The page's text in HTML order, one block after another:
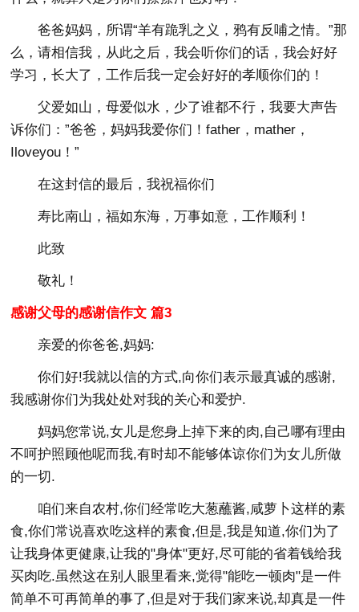
爸爸妈妈，所谓“羊有跪乳之义，鸦有反哺之情。”那
么，请相信我，从此之后，我会听你们的话，我会好好
学习，长大了，工作后我一定会好好的孝顺你们的！
父爱如山，母爱似水，少了谁都不行，我要大声告
诉你们：”爸爸，妈妈我爱你们！father，mather，
Iloveyou！”
在这封信的最后，我祝福你们
寿比南山，福如东海，万事如意，工作顺利！
此致
敬礼！
感谢父母的感谢信作文 篇3
亲爱的你爸爸,妈妈:
你们好!我就以信的方式,向你们表示最真诚的感谢,
我感谢你们为我处处对我的关心和爱护.
妈妈您常说,女儿是您身上掉下来的肉,自己哪有理由
不呵护照顾他呢而我,有时却不能够体谅你们为女儿所做
的一切.
咱们来自农村,你们经常吃大葱蘸酱,咸萝卜这样的素
食,你们常说喜欢吃这样的素食,但是,我是知道,你们为了
让我身体更健康,让我的"身体"更好,尽可能的省着钱给我
买肉吃.虽然这在别人眼里看来,觉得"能吃一顿肉"是一件
简单不可再简单的事了,但是对于我们家来说,却真是一件